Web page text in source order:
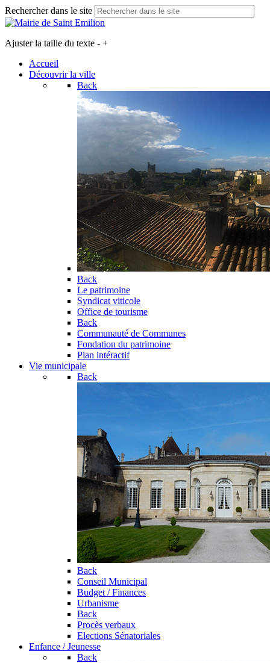
Rechercher dans le site
Ajuster la taille du texte - +
Accueil
Découvrir la ville
Back
Back
Le patrimoine
Syndicat viticole
Office de tourisme
Back
Communauté de Communes
Fondation du patrimoine
Plan intéractif
Vie municipale
Back
Back
Conseil Municipal
Budget / Finances
Urbanisme
Back
Procès verbaux
Elections Sénatoriales
Enfance / Jeunesse
Back